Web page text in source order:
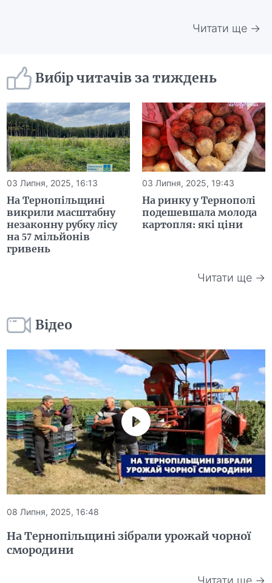
Читати ще →
Вибір читачів за тиждень
03 Липня, 2025, 16:13
На Тернопільщині
викрили масштабну
незаконну рубку лісу
на 57 мільйонів
гривень
03 Липня, 2025, 19:43
На ринку у Тернополі
подешевшала молода
картопля: які ціни
Читати ще →
Відео
08 Липня, 2025, 16:48
На Тернопільщині зібрали урожай чорної
смородини
Читати ще →